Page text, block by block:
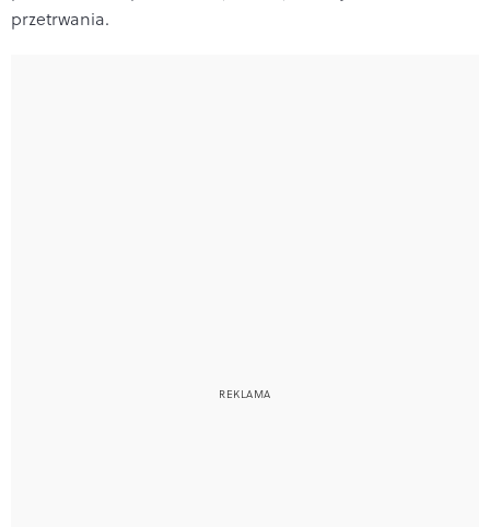
przetrwania.